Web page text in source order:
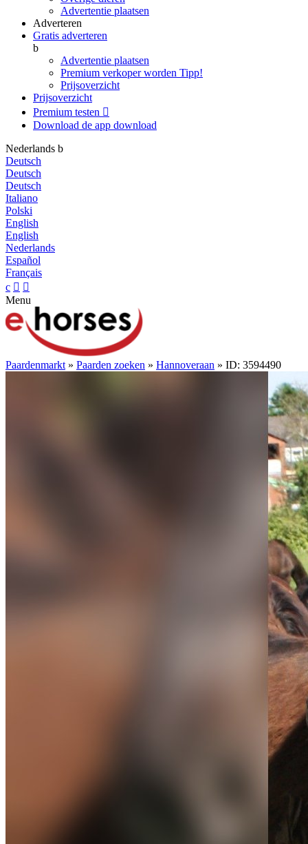
Advertentie plaatsen
Adverteren
Gratis adverteren
b
Advertentie plaatsen
Premium verkoper worden Tipp!
Prijsoverzicht
Prijsoverzicht
Premium testen 
Download de app download
Nederlands b
Deutsch
Deutsch
Deutsch
Italiano
Polski
English
English
Nederlands
Español
Français
c  
Menu
Paardenmarkt » Paarden zoeken » Hannoveraan » ID: 3594490